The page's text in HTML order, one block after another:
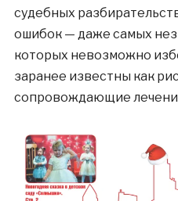
судебных
ошибок — даже самых
которых невозможно
заранее известны как
сопровождающие